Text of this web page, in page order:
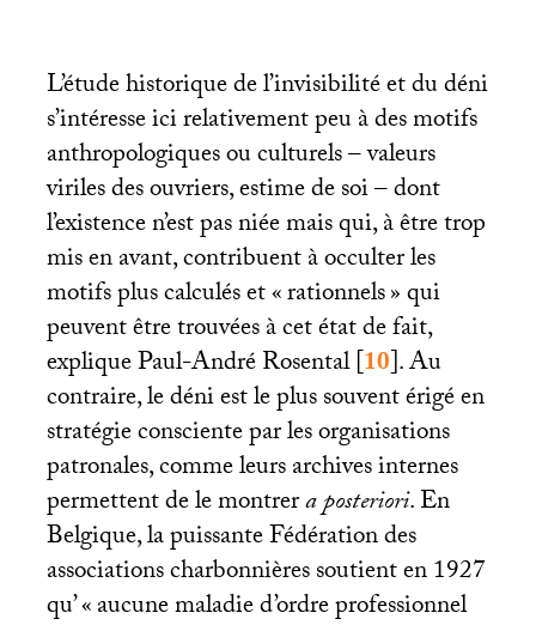
L’étude historique de l’invisibilité et du déni
s’intéresse ici relativement peu à des motifs
anthropologiques ou culturels – valeurs
viriles des ouvriers, estime de soi – dont
l’existence n’est pas niée mais qui, à être trop
mis en avant, contribuent à occulter les
motifs plus calculés et «rationnels» qui
peuvent être trouvées à cet état de fait,
explique Paul-André Rosental[10]. Au
contraire, le déni est le plus souvent érigé en
stratégie consciente par les organisations
patronales, comme leurs archives internes
permettent de le montrera posteriori. En
Belgique, la puissante Fédération des
associations charbonnières soutient en 1927
qu’ «aucune maladie d’ordre professionnel